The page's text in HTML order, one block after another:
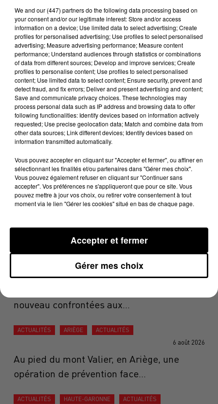
maison a été touchée, et neuf sapeurs-pompiers ont
été blessés.
L’incendie le plus important a traversé l’autoroute
A61, provoquant sa fermeture temporaire. La
circulation a pu reprendre ce matin vers 7 h.
Selon les premières constatations, les départs de feu
auraient été provoqués par un barbecue mal éteint,
transporté sur l’autoroute. Un suspect a été interpellé
hier.
DERNIÈRES ACTUALITÉS
ACTUALITÉS OCCITANIE ACTUALITÉS
AQUITAINE
ACTUALITÉS
7 août 2026
en destinations de vacances
AUDE
nouveau confrontées aux...
ACTUALITÉS ARIÈGE ACTUALITÉS
6 août 2026
Au pied du mont Valier, en Ariège, une
opération de prévention face...
ACTUALITÉS HAUTE-GARONNE ACTUALITÉS
We and our (447) partnersdo the following data processing based on
your consent and/or our legitimate interest: Store and/or access
information on a device; Use limited data to select advertising; Create
profiles for personalised advertising; Use profiles to select personalised
advertising; Measure advertising performance; Measure content
performance; Understand audiences through statistics or combinations
of data from different sources; Develop and improve services; Create
profiles to personalise content; Use profiles to select personalised
content; Use limited data to select content; Ensure security, prevent and
detect fraud, and fix errors; Deliver and present advertising and content;
Save and communicate privacy choices. These technologies may
process personal data such as IP address and browsing data to offer
following functionalities: Identify devices based on information actively
requested; Use precise geolocation data; Match and combine data from
other data sources; Link different devices; Identify devices based on
information transmitted automatically.
Vous pouvez accepter en cliquant sur "Accepter et fermer", ou affiner en
sélectionnant les finalités et/ou partenaires dans "Gérer mes choix".
Vous pouvez également refuser en cliquant sur "Continuer sans
accepter". Vos préférences ne s'appliqueront que pour ce site. Vous
pouvez mettre à jour vos choix, ou retirer votre consentement à tout
moment via le lien "Gérer les cookies" situé en bas de chaque page.
Gérer mes choix
Accepter et fermer